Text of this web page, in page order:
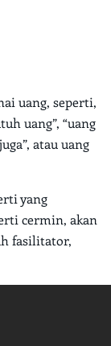
uang, seperti,
uang”, “uang
atau uang
yang
cermin, akan
fasilitator,